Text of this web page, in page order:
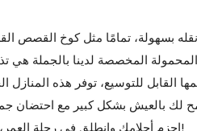
بسهولة، تمامًا مثل كوخ القصص
المخصصة لدينا بالجملة هي
القابل للتوسيع، توفر هذه المنازل
لك بالعيش بشكل كبير مع احتضان جمال